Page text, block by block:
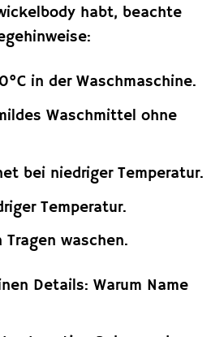
habt, beachte
in der Waschmaschine.
Waschmittel ohne
bei niedriger Temperatur.
Temperatur.
waschen.
Details: Warum Name